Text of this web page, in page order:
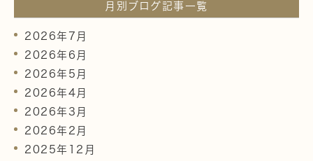
月別ブログ記事一覧
2026年7月
2026年6月
2026年5月
2026年4月
2026年3月
2026年2月
2025年12月